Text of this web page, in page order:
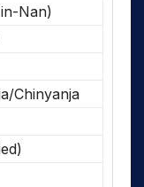
Nan)
Chinyanja